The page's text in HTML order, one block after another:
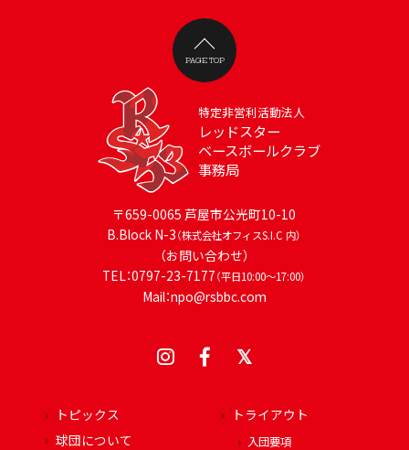
PAGE TOP
特定非営利活動法人
レッドスター
ベースボールクラブ
事務局
〒659-0065 芦屋市公光町10-10
B.Block N-3（株式会社オフィスS.I.C 内）
（お問い合わせ）
TEL：0797-23-7177（平日10:00～17:00）
Mail：npo@rsbbc.com
トピックス
球団について
トライアウト
入団要項